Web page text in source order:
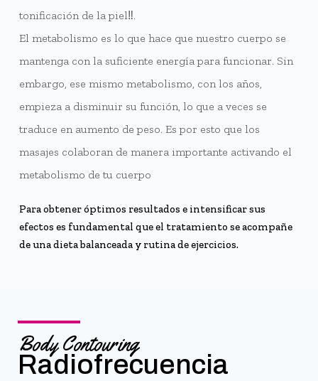
tonificación de la piel‼️.
El metabolismo es lo que hace que nuestro cuerpo se
mantenga con la suficiente energía para funcionar. Sin
embargo, ese mismo metabolismo, con los años,
empieza a disminuir su función, lo que a veces se
traduce en aumento de peso. Es por esto que los
masajes colaboran de manera importante activando el
metabolismo de tu cuerpo
Para obtener óptimos resultados e intensificar sus
efectos es fundamental que el tratamiento se acompañe
de una dieta balanceada y rutina de ejercicios.
Body Contouring
Radiofrecuencia